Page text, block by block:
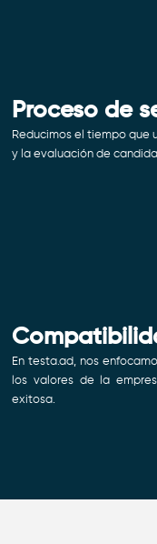
Proceso de
Reducimos el tiempo que
y la evaluación de
En testa.ad, nos
los valores de la
exitosa.